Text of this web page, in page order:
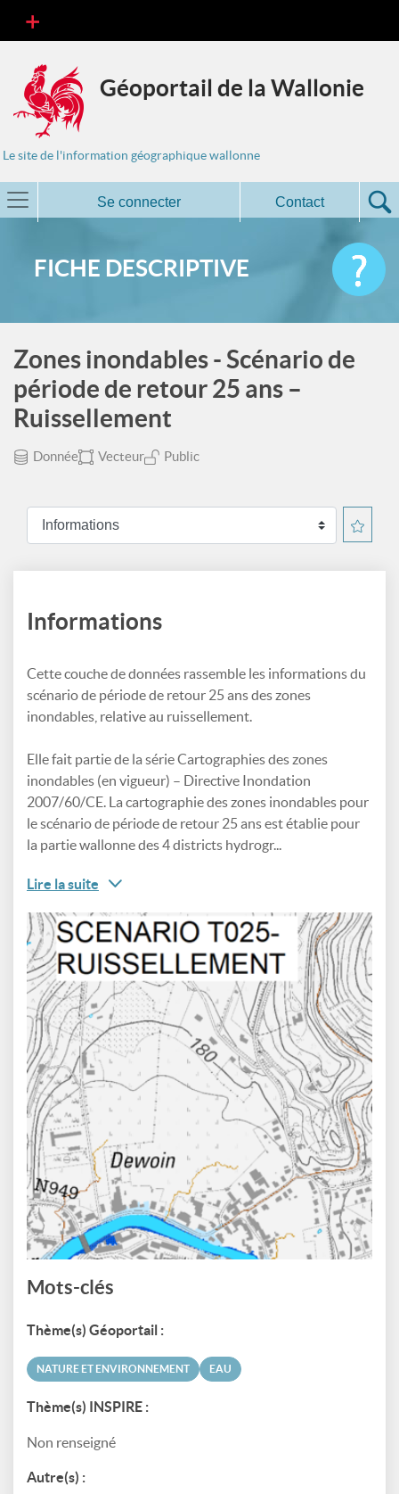
Géoportail de la Wallonie
Le site de l'information géographique wallonne
Se connecter Contact
FICHE DESCRIPTIVE
Zones inondables - Scénario de
période de retour 25 ans –
Ruissellement
Donnée Vecteur Public
Informations
Cette couche de données rassemble les informations du
scénario de période de retour 25 ans des zones
inondables, relative au ruissellement.
Elle fait partie de la série Cartographies des zones
inondables (en vigueur) – Directive Inondation
2007/60/CE. La cartographie des zones inondables pour
le scénario de période de retour 25 ans est établie pour
la partie wallonne des 4 districts hydrogr...
Lire la suite
Mots-clés
Thème(s) Géoportail :
NATURE ET ENVIRONNEMENT EAU
Thème(s) INSPIRE :
Non renseigné
Autre(s) :